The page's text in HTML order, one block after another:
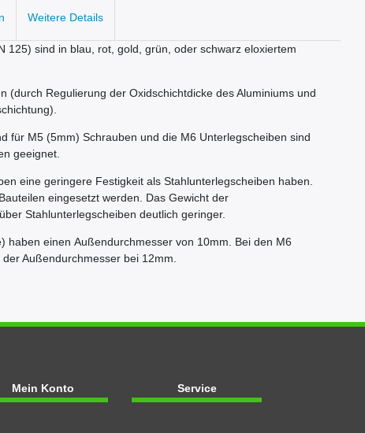
Weitere Details
125) sind in blau, rot, gold, grün, oder schwarz eloxiertem
(durch Regulierung der Oxidschichtdicke des Aluminiums und
für M5 (5mm) Schrauben und die M6 Unterlegscheiben sind
geeignet.
eine geringere Festigkeit als Stahlunterlegscheiben haben.
eingesetzt werden. Das Gewicht der
Stahlunterlegscheiben deutlich geringer.
haben einen Außendurchmesser von 10mm. Bei den M6
Außendurchmesser bei 12mm.
Mein Konto Service